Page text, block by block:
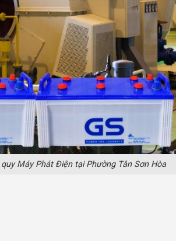
Máy Phát Điện tại Phường Tân Sơn Hòa